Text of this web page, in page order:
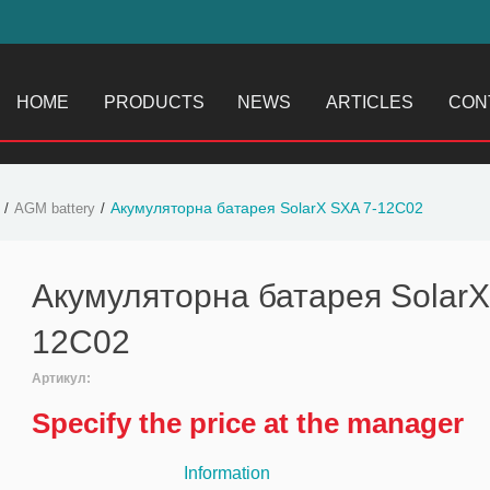
HOME PRODUCTS NEWS ARTICLES
AGM battery Акумуляторна батарея SolarX SXA 7-12C02
Акумуляторна батарея
12C02
Артикул:
Specify the price at the manager
Information